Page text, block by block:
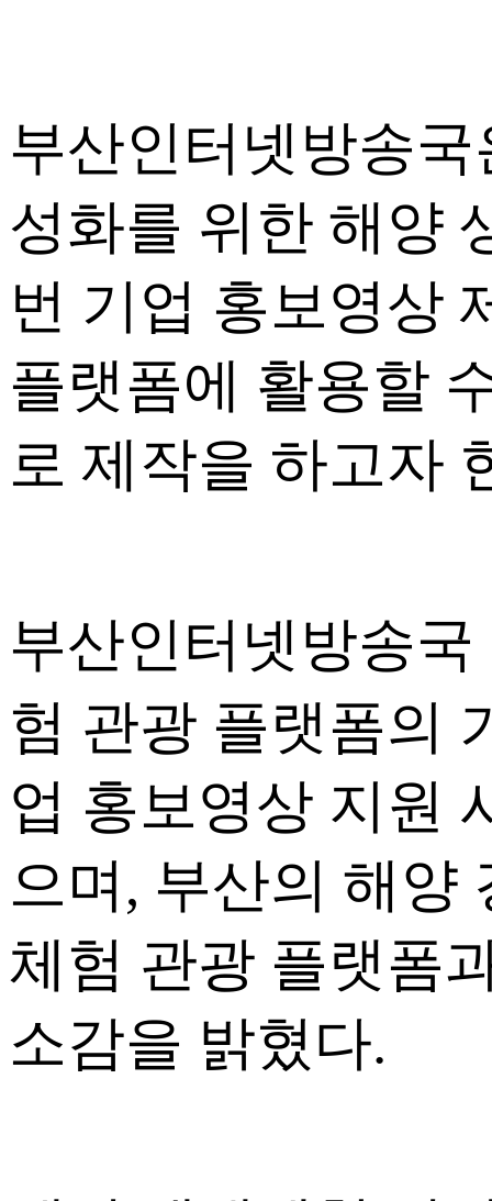
부산인터넷방송
성화를 위한 해양
번 기업 홍보영상
플랫폼에 활용할
로 제작을 하고자
부산인터넷방송
험 관광 플랫폼의
업 홍보영상 지원
으며, 부산의 해양
체험 관광 플랫폼
소감을 밝혔다.